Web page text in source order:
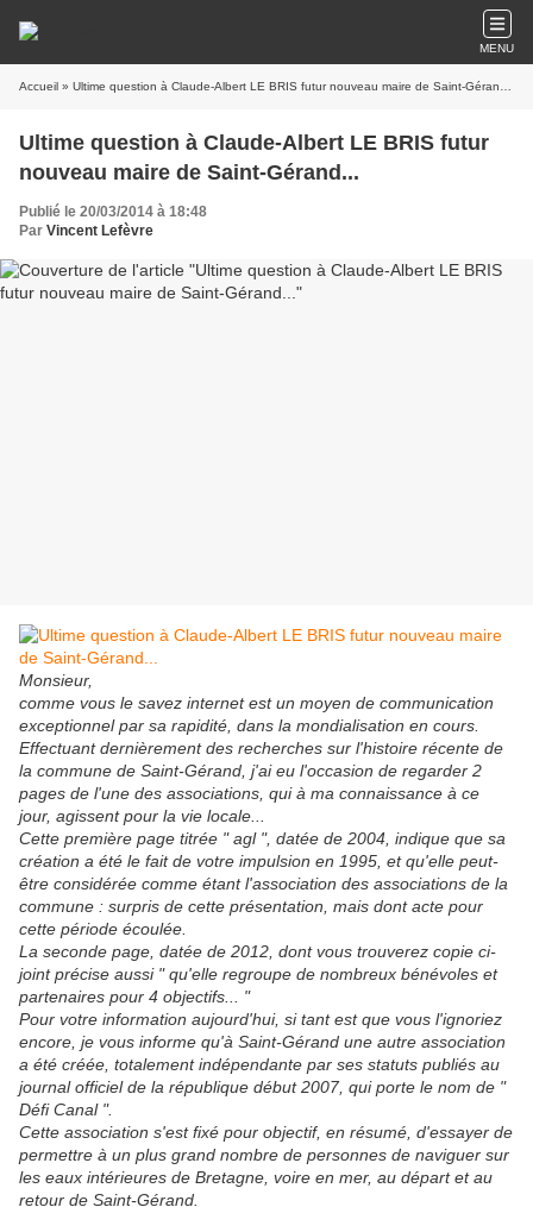
MENU
Accueil » Ultime question à Claude-Albert LE BRIS futur nouveau maire de Saint-Gérand...
Ultime question à Claude-Albert LE BRIS futur
nouveau maire de Saint-Gérand...
Publié le 20/03/2014 à 18:48
Par Vincent Lefèvre
Monsieur,
comme vous le savez internet est un moyen de communication
exceptionnel par sa rapidité, dans la mondialisation en cours.
Effectuant dernièrement des recherches sur l'histoire récente de
la commune de Saint-Gérand, j'ai eu l'occasion de regarder 2
pages de l'une des associations, qui à ma connaissance à ce
jour, agissent pour la vie locale...
Cette première page titrée " agl ", datée de 2004, indique que sa
création a été le fait de votre impulsion en 1995, et qu'elle peut-
être considérée comme étant l'association des associations de la
commune : surpris de cette présentation, mais dont acte pour
cette période écoulée.
La seconde page, datée de 2012, dont vous trouverez copie ci-
joint précise aussi " qu'elle regroupe de nombreux bénévoles et
partenaires pour 4 objectifs... "
Pour votre information aujourd'hui, si tant est que vous l'ignoriez
encore, je vous informe qu'à Saint-Gérand une autre association
a été créée, totalement indépendante par ses statuts publiés au
journal officiel de la république début 2007, qui porte le nom de "
Défi Canal ".
Cette association s'est fixé pour objectif, en résumé, d'essayer de
permettre à un plus grand nombre de personnes de naviguer sur
les eaux intérieures de Bretagne, voire en mer, au départ et au
retour de Saint-Gérand.